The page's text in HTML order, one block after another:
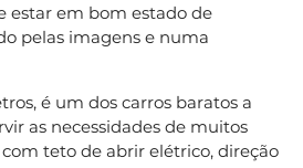
estar em bom estado de
pelas imagens e numa
é um dos carros baratos a
as necessidades de muitos
teto de abrir elétrico, direção